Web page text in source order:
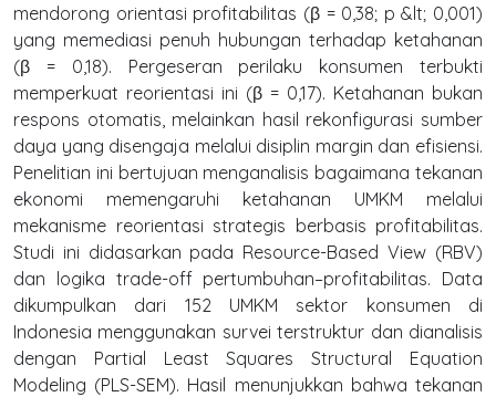
mendorong orientasi profitabilitas (β = 0,38; p &lt; 0,001)
yang memediasi penuh hubungan terhadap ketahanan
(β = 0,18). Pergeseran perilaku konsumen terbukti
memperkuat reorientasi ini (β = 0,17). Ketahanan bukan
respons otomatis, melainkan hasil rekonfigurasi sumber
daya yang disengaja melalui disiplin margin dan efisiensi.
Penelitian ini bertujuan menganalisis bagaimana tekanan
ekonomi memengaruhi ketahanan UMKM melalui
mekanisme reorientasi strategis berbasis profitabilitas.
Studi ini didasarkan pada Resource-Based View (RBV)
dan logika trade-off pertumbuhan–profitabilitas. Data
dikumpulkan dari 152 UMKM sektor konsumen di
Indonesia menggunakan survei terstruktur dan dianalisis
dengan Partial Least Squares Structural Equation
Modeling (PLS-SEM). Hasil menunjukkan bahwa tekanan